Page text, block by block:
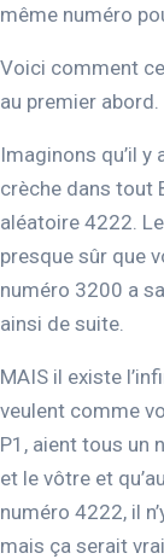
même numéro
Voici comment
au premier abord.
Imaginons qu’il y
crèche dans tout
aléatoire 4222.
presque sûr que
numéro 3200 a
ainsi de suite.
MAIS il existe
veulent comme
P1, aient tous un
et le vôtre et
numéro 4222, il
mais ça serait